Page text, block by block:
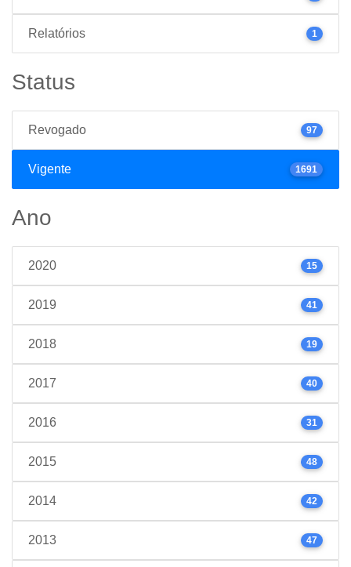
Relatórios 1
Status
Revogado 97
Vigente 1691
Ano
2020 15
2019 41
2018 19
2017 40
2016 31
2015 48
2014 42
2013 47